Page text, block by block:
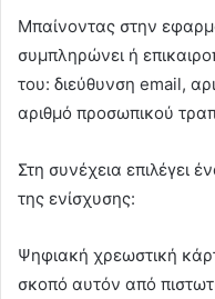
Μπαίνοντας στην
συμπληρώνει ή
του: διεύθυνση email,
αριθμό προσωπικού
Στη συνέχεια επιλέγει
της ενίσχυσης:
Ψηφιακή χρεωστική
σκοπό αυτόν από